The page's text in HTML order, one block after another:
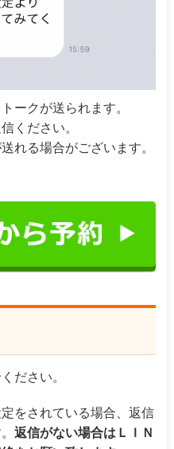
ークが送られます。
ください。
れる場合がございます。
ださい。
をされている場合、返信
返信がない場合はＬＩＮ